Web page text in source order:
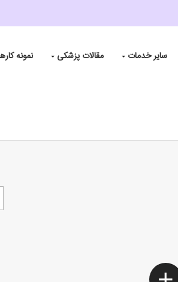
سایر خدمات مقالات پزشکی نمونه